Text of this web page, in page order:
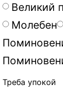
Великий
Молебен
Треба упокой